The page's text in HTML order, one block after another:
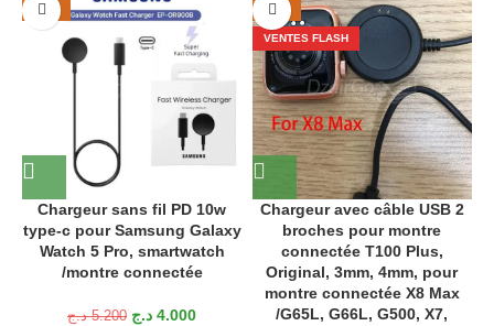
-23%
Chargeur sans fil PD 10w
type-c pour Samsung Galaxy
Watch 5 Pro, smartwatch
/montre connectée
5.200 د.ج 4.000 د.ج
-24%
VENTES FLASH
Chargeur avec câble USB 2
broches pour montre
connectée T100 Plus,
Original, 3mm, 4mm, pour
montre connectée X8 Max
/G65L, G66L, G500, X7,